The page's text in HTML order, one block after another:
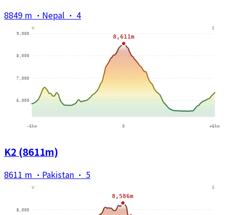
8849 m · Nepal · 4
K2 (8611m)
8611 m · Pakistan · 5